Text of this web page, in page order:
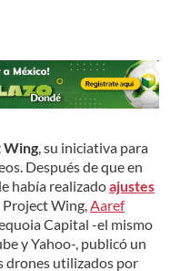
Wing , su iniciativa para
Después de que en
había realizadoajustes
Wing, Aaref
Capital -el mismo
y Yahoo-, publicó un
drones utilizados por